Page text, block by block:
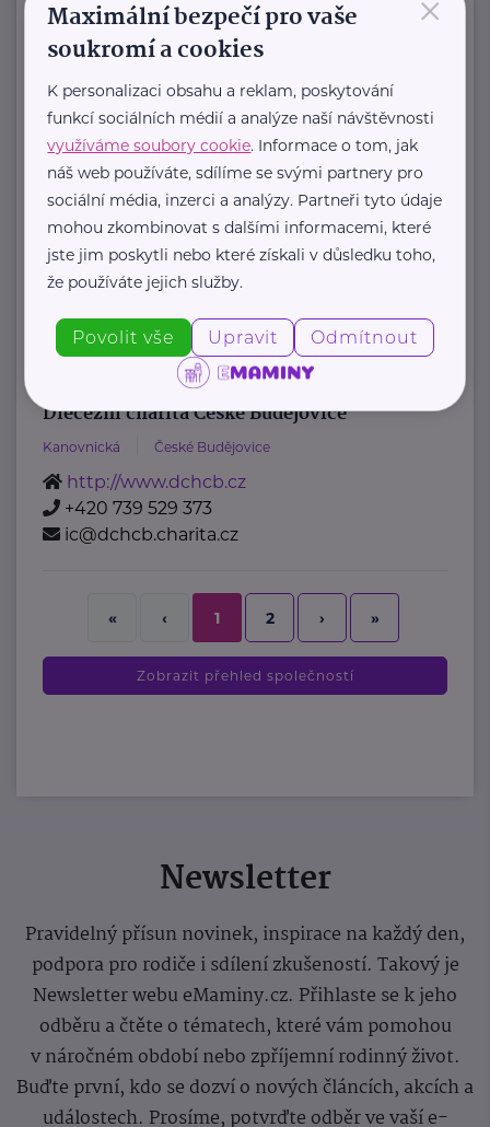
Autis Centrum, o.p.s.
+420 606 046 118
info@autiscentrum.cz
Centrum BAZALKA, o.p.s.
U Jeslí České Budějovice
http://www.centrumbazalka.cz
+420 723 101 751
info@centrumbazalka.cz
Diecézní charita České Budějovice
Kanovnická České Budějovice
http://www.dchcb.cz
+420 739 529 373
ic@dchcb.charita.cz
« ‹ 1 2 › »
Zobrazit přehled společností
Newsletter
Pravidelný přísun novinek, inspirace na každý den,
podpora pro rodiče i sdílení zkušeností. Takový je
Newsletter webu eMaminy.cz. Přihlaste se k jeho
odběru a čtěte o tématech, které vám pomohou
v náročném období nebo zpříjemní rodinný život.
Buďte první, kdo se dozví o nových článcích, akcích a
událostech. Prosíme, potvrďte odběr ve vaší e-
Maximální bezpečí pro vaše
soukromí a cookies
K personalizaci obsahu a reklam, poskytování
funkcí sociálních médií a analýze naší návštěvnosti
využíváme soubory cookie. Informace o tom, jak
náš web používáte, sdílíme se svými partnery pro
sociální média, inzerci a analýzy. Partneři tyto údaje
mohou zkombinovat s dalšími informacemi, které
jste jim poskytli nebo které získali v důsledku toho,
že používáte jejich služby.
Povolit vše Upravit Odmítnout